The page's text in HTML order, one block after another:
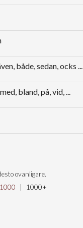
både, sedan, ocks ...
bland, på, vid, ...
ovanligare.
1000+